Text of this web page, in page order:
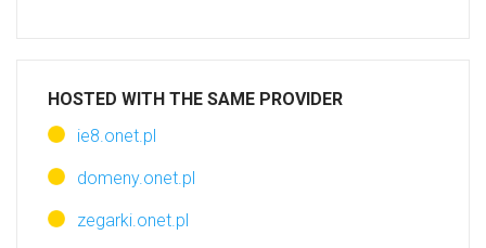
HOSTED WITH THE SAME PROVIDER
ie8.onet.pl
domeny.onet.pl
zegarki.onet.pl